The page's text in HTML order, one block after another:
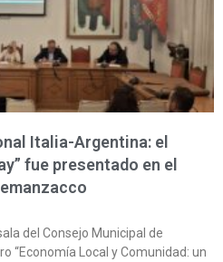
Italia-Argentina: el
fue presentado en el
del Consejo Municipal de
“Economía Local y Comunidad: un